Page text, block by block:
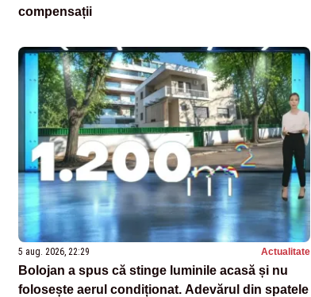
compensații
5 aug. 2026, 22:29 Actualitate
Bolojan a spus că stinge luminile acasă și nu
folosește aerul condiționat. Adevărul din spatele